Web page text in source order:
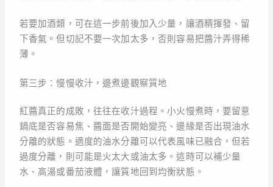
若要加酒類，可在這一步前後加入少量，讓酒精揮發、留
下香氣。但切記不要一次加太多，否則容易把醬汁弄得稀
薄。
第三步：慢慢收汁，邊煮邊觀察質地
紅醬真正的成敗，往往在收汁過程。小火慢煮時，要留意
鍋底是否容易焦、醬面是否開始變亮、邊緣是否出現油水
分離的狀態。適度的油水分離可以代表風味已融合，但若
過度分離，則可能是火太大或油太多。這時可以補少量
水、高湯或番茄液體，讓質地回到均衡狀態。